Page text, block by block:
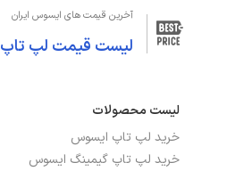
دقت صفحه نمایش 1920 x 1080
صفحه نمایش لمسی خیر
نوع صفحه نمایش
آخرین قیمت های ایسوس ایران
لیست قیمت لپ تاپ
لیست محصولات
خرید لپ تاپ ایسوس
خرید لپ تاپ گیمینگ ایسوس